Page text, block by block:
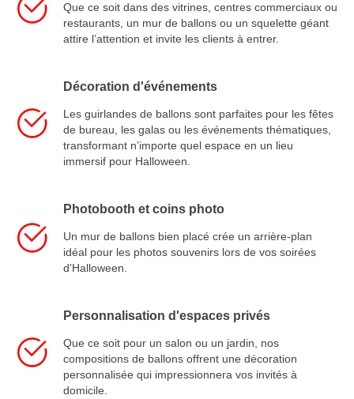
Que ce soit dans des vitrines, centres commerciaux ou
restaurants, un mur de ballons ou un squelette géant
attire l’attention et invite les clients à entrer.
Décoration d'événements
Les guirlandes de ballons sont parfaites pour les fêtes
de bureau, les galas ou les événements thématiques,
transformant n’importe quel espace en un lieu
immersif pour Halloween.
Photobooth et coins photo
Un mur de ballons bien placé crée un arrière-plan
idéal pour les photos souvenirs lors de vos soirées
d’Halloween.
Personnalisation d'espaces privés
Que ce soit pour un salon ou un jardin, nos
compositions de ballons offrent une décoration
personnalisée qui impressionnera vos invités à
domicile.